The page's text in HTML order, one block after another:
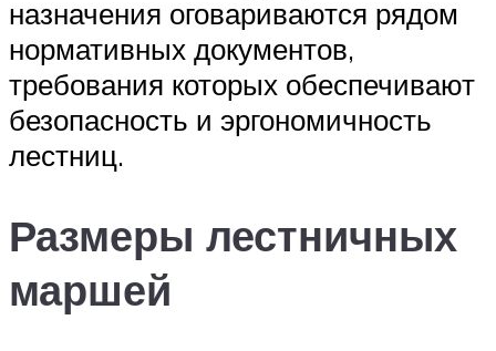
назначения оговариваются рядом
нормативных документов,
требования которых обеспечивают
безопасность и эргономичность
лестниц.
Размеры лестничных
маршей